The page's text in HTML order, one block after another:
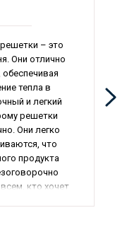
– это
Они отлично
тепла в
и легкий
решетки
Они легко
что
продукта
кто хочет